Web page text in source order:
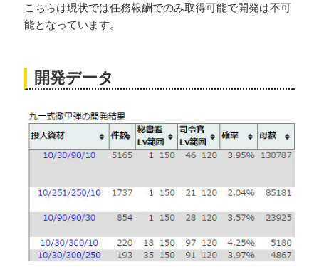
こちらは現状では任務報酬でのみ取得可能で開発は不可
能となっています。
開発データ